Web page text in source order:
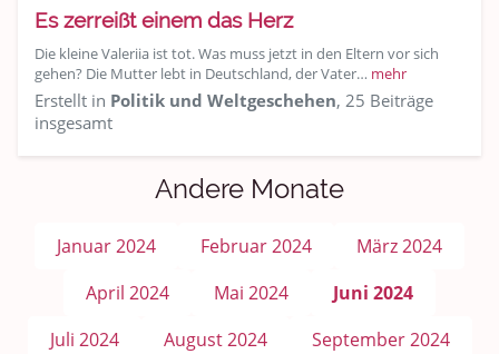
Es zerreißt einem das Herz
Die kleine Valeriia ist tot. Was muss jetzt in den Eltern vor sich
gehen? Die Mutter lebt in Deutschland, der Vater… mehr
Erstellt in Politik und Weltgeschehen, 25 Beiträge
insgesamt
Andere Monate
Januar 2024 Februar 2024
März 2024
April 2024
Mai 2024
Juni 2024
Juli 2024
August 2024
September 2024